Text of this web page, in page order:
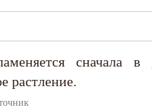
сначала
растление.